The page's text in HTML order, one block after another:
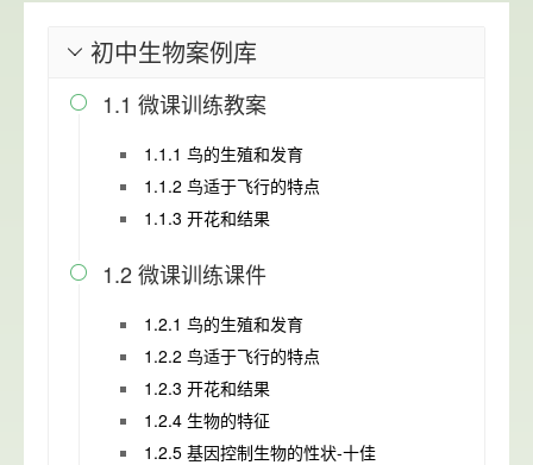
初中生物案例库

 1.1 微课训练教案
1.1.1 鸟的生殖和发育
1.1.2 鸟适于飞行的特点
1.1.3 开花和结果
 1.2 微课训练课件
1.2.1 鸟的生殖和发育
1.2.2 鸟适于飞行的特点
1.2.3 开花和结果
1.2.4 生物的特征
1.2.5 基因控制生物的性状-十佳